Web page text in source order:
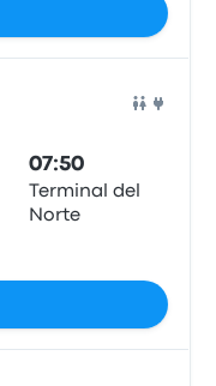
07:50
Terminal del
Norte